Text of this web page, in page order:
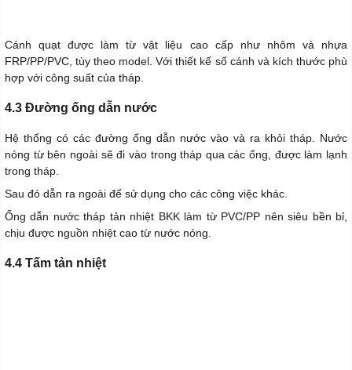
Cánh quạt được làm từ vật liệu cao cấp như nhôm và nhựa
FRP/PP/PVC, tùy theo model. Với thiết kế số cánh và kích thước phù
hợp với công suất của tháp.
4.3 Đường ống dẫn nước
Hệ thống có các đường ống dẫn nước vào và ra khỏi tháp. Nước
nóng từ bên ngoài sẽ đi vào trong tháp qua các ống, được làm lạnh
trong tháp.
Sau đó dẫn ra ngoài để sử dụng cho các công việc khác.
Ống dẫn nước tháp tản nhiệt BKK làm từ PVC/PP nên siêu bền bỉ,
chịu được nguồn nhiệt cao từ nước nóng.
4.4 Tấm tản nhiệt